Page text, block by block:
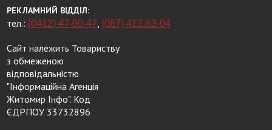
РЕКЛАМНИЙ ВІДДІЛ:
тел.: (0412) 47-00-47, (067) 412-63-04
Сайт належить Товариству
з обмеженою
відповідальністю
"Інформаційна Агенція
Житомир Інфо". Код
ЄДРПОУ 33732896